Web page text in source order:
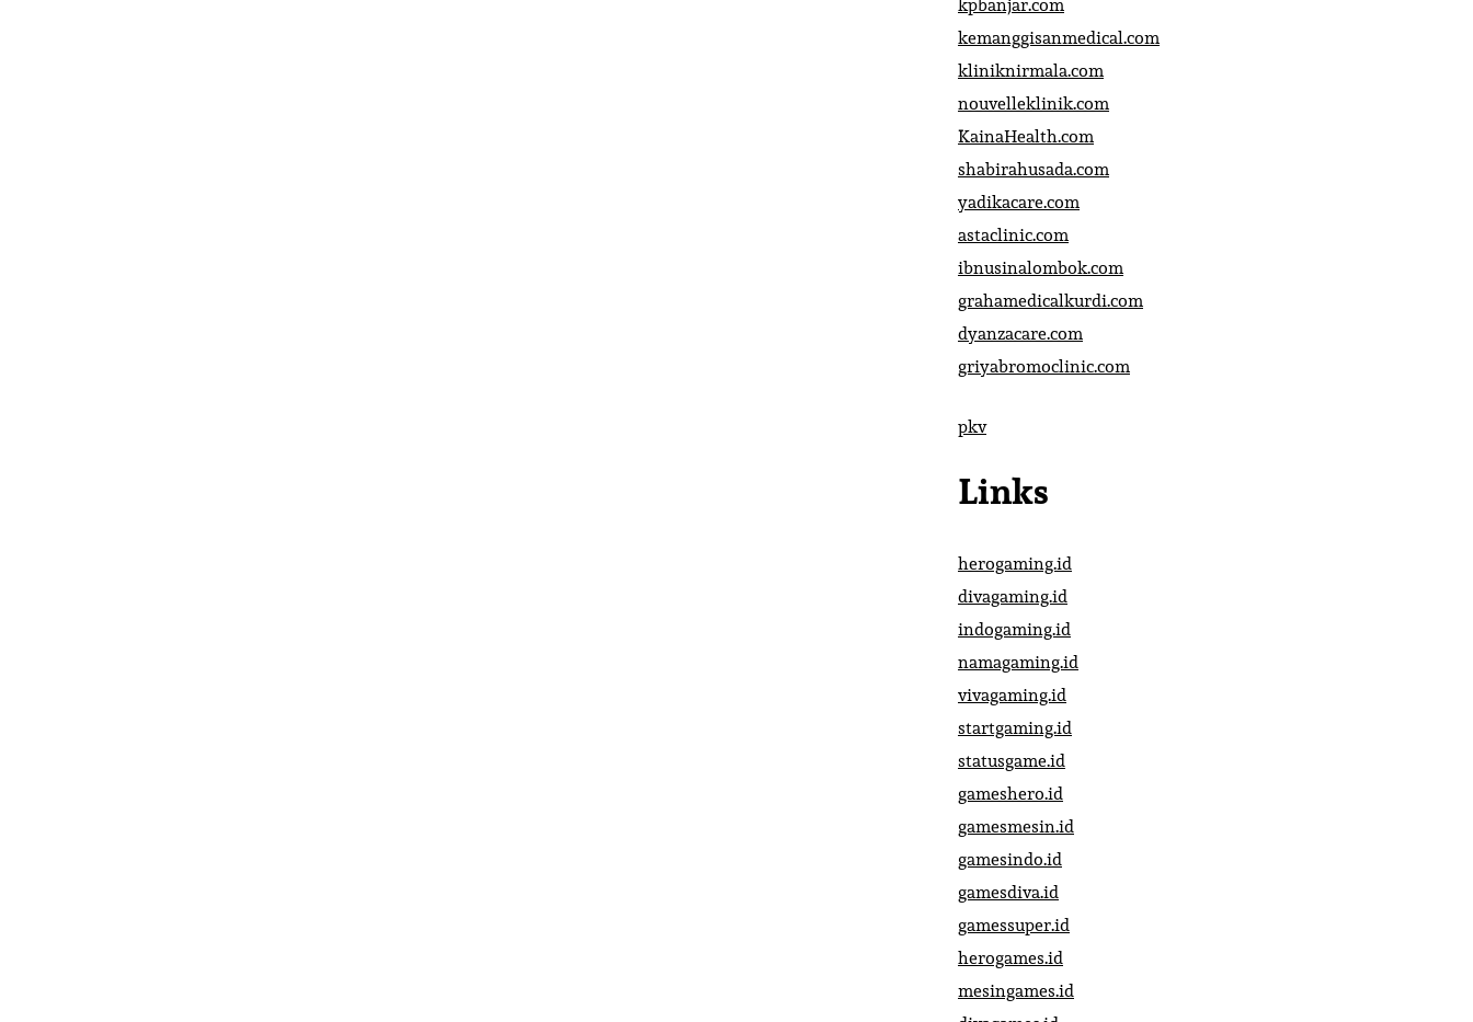
kemanggisanmedical.com
kliniknirmala.com
nouvelleklinik.com
KainaHealth.com
shabirahusada.com
yadikacare.com
astaclinic.com
ibnusinalombok.com
grahamedicalkurdi.com
dyanzacare.com
griyabromoclinic.com
pkv
Links
herogaming.id
divagaming.id
indogaming.id
namagaming.id
vivagaming.id
startgaming.id
statusgame.id
gameshero.id
gamesmesin.id
gamesindo.id
gamesdiva.id
gamessuper.id
herogames.id
mesingames.id